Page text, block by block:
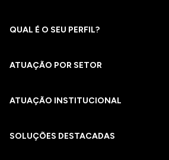
QUAL É O SEU PERFIL?
ATUAÇÃO POR SETOR
ATUAÇÃO INSTITUCIONAL
SOLUÇÕES DESTACADAS